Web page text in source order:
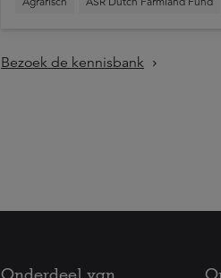
Bezoek de kennisbank
Onderdeel van